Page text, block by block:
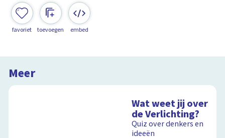
favoriet toevoegen embed
Meer
Wat weet jij over
de Verlichting?
Quiz over denkers en
ideeën